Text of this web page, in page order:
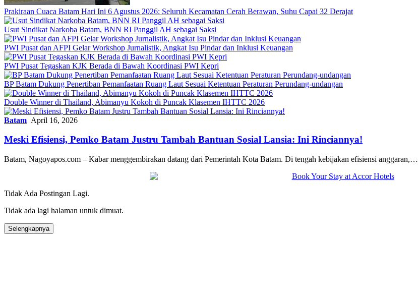
Prakiraan Cuaca Batam Hari Ini 6 Agustus 2026: Seluruh Kecamatan Cerah Berawan, Suhu Capai 32 Derajat
Usut Sindikat Narkoba Batam, BNN RI Panggil AH sebagai Saksi
PWI Pusat dan AFPI Gelar Workshop Jurnalistik, Angkat Isu Pindar dan Inklusi Keuangan
PWI Pusat Tegaskan KJK Berada di Bawah Koordinasi PWI Kepri
BP Batam Dukung Penertiban Pemanfaatan Ruang Laut Sesuai Ketentuan Peraturan Perundang-undangan
Double Winner di Thailand, Abimanyu Kokoh di Puncak Klasemen IHTTC 2026
Batam April 16, 2026
Meski Efisiensi, Pemko Batam Justru Tambah Bantuan Sosial Lansia: Ini Rinciannya!
Batam, Nagoyapos.com – Kabar menggembirakan datang dari Pemerintah Kota Batam. Di tengah kebijakan efisiensi anggaran,…
Tidak Ada Postingan Lagi.
Tidak ada lagi halaman untuk dimuat.
Selengkapnya